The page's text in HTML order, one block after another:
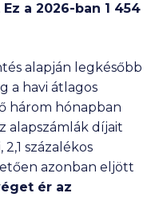
Ez a 2026-ban 1 454
alapján legkésőbb
a havi átlagos
három hónapban
alapszámlák díjait
százalékos
azonban eljött
ér az